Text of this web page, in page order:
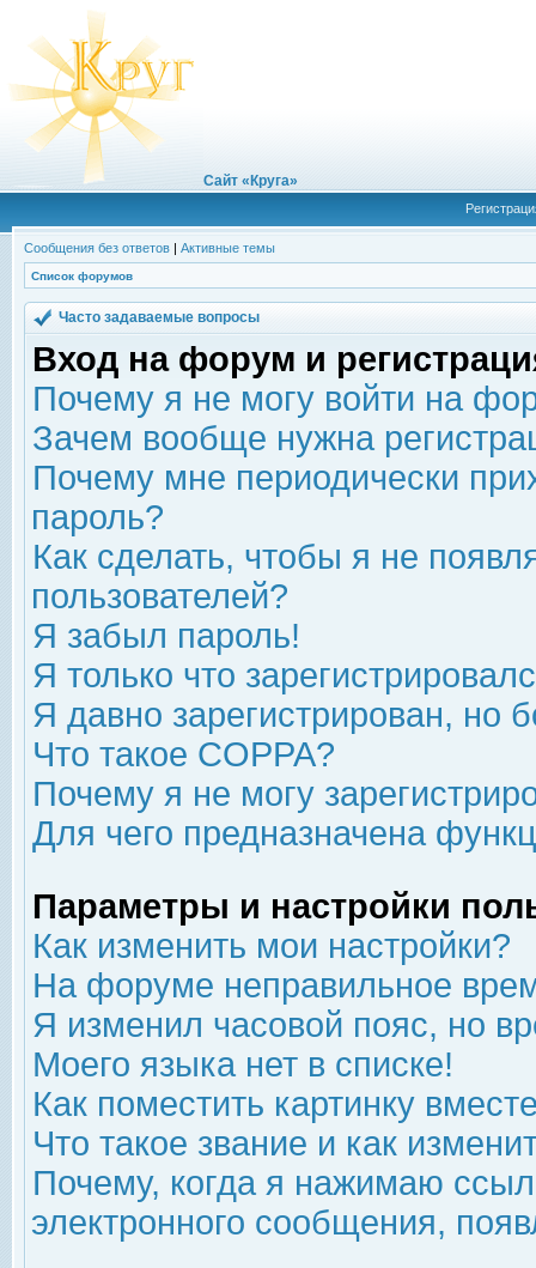
Сайт «Круга»
Сообщения без ответов | Активные темы
Список форумов
Часто задаваемые вопросы
Вход на форум и
Почему я не могу войти на
Зачем вообще нужна
Почему мне периодически
пароль?
Как сделать, чтобы я не
пользователей?
Я забыл пароль!
Я только что
Я давно зарегистрирован, но
Что такое COPPA?
Почему я не могу
Для чего предназначена
Параметры и настройки
Как изменить мои настройки?
На форуме неправильное
Я изменил часовой пояс, но
Моего языка нет в списке!
Как поместить картинку
Что такое звание и как
Почему, когда я нажимаю
электронного сообщения,